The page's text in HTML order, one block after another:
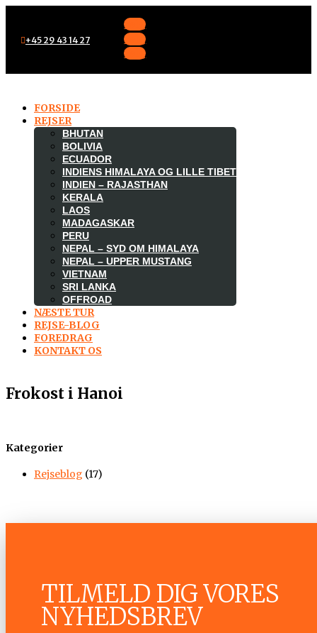
+45 29 43 14 27
Følg
Følg
Følg
FORSIDE
REJSER
BHUTAN
BOLIVIA
ECUADOR
INDIENS HIMALAYA OG LILLE TIBET
INDIEN – RAJASTHAN
KERALA
LAOS
MADAGASKAR
PERU
NEPAL – SYD OM HIMALAYA
NEPAL – UPPER MUSTANG
VIETNAM
SRI LANKA
OFFROAD
NÆSTE TUR
REJSE-BLOG
FOREDRAG
KONTAKT OS
Frokost i Hanoi
Kategorier
Rejseblog (17)
TILMELD DIG VORES
NYHEDSBREV